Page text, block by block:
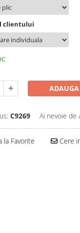
clientului
C9269 Ai nevoie de
la Favorite Cere